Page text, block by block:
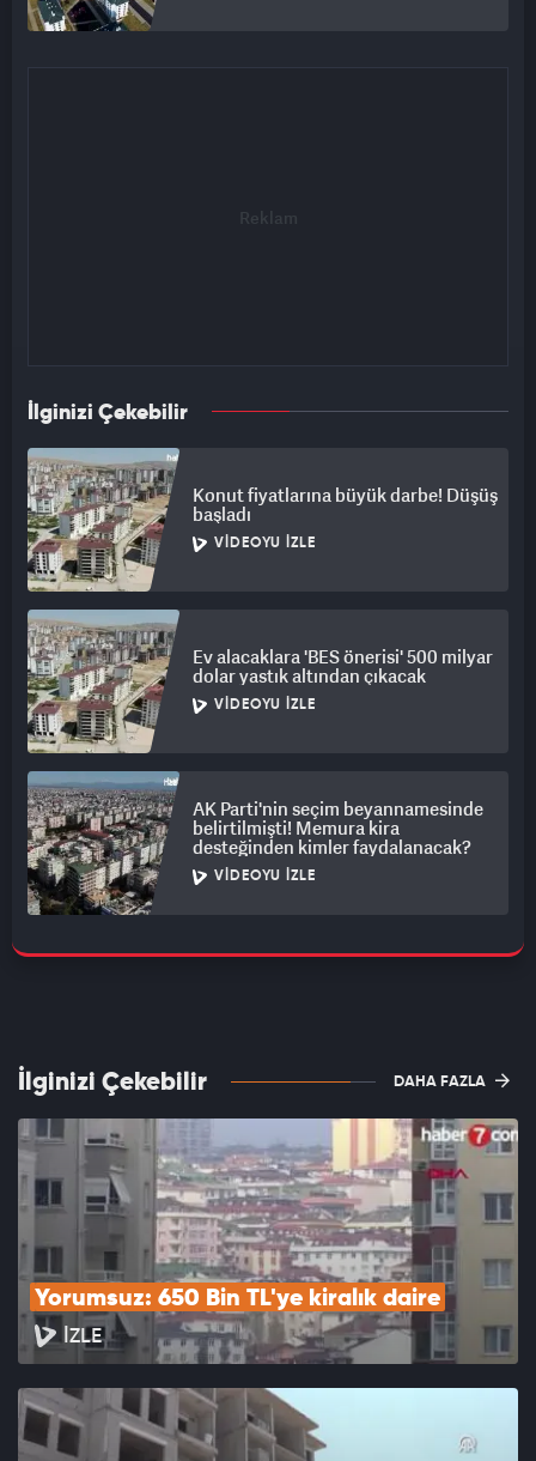
İlginizi Çekebilir
Konut fiyatlarına büyük darbe! Düşüş
başladı
VIDEOYU İZLE
Ev alacaklara 'BES önerisi' 500 milyar
dolar yastık altından çıkacak
VIDEOYU İZLE
AK Parti'nin seçim beyannamesinde
belirtilmişti! Memura kira
desteğinden kimler faydalanacak?
VIDEOYU İZLE
İlginizi Çekebilir DAHA FAZLA
Yorumsuz: 650 Bin TL'ye kiralık daire
İZLE